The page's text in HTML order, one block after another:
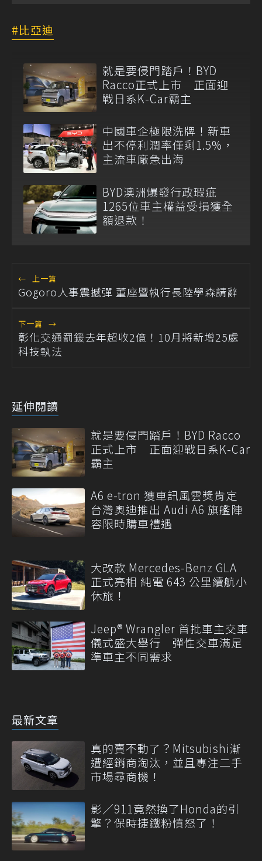
比亞迪
就是要侵門踏戶！BYD
Racco正式上市 正面迎
戰日系K-Car霸主
中國車企極限洗牌！新車
出不停利潤率僅剩1.5%，
主流車廠急出海
BYD澳洲爆發行政瑕疵
1265位車主權益受損獲全
額退款！
← 上一篇
Gogoro人事震撼彈 董座暨執行長陸學森請辭
下一篇 →
彰化交通罰鍰去年超收2億！10月將新增25處
科技執法
延伸閱讀
就是要侵門踏戶！BYD Racco
正式上市 正面迎戰日系K-Car
霸主
A6 e-tron 獲車訊風雲獎肯定
台灣奧迪推出 Audi A6 旗艦陣
容限時購車禮遇
大改款 Mercedes-Benz GLA
正式亮相 純電 643 公里續航小
休旅！
Jeep® Wrangler 首批車主交車
儀式盛大舉行 彈性交車滿足
準車主不同需求
最新文章
真的賣不動了？Mitsubishi漸
遭經銷商淘汰，並且專注二手
市場尋商機！
影／911竟然換了Honda的引
擎？保時捷鐵粉憤怒了！